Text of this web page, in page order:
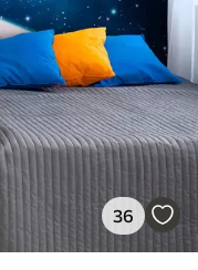
36